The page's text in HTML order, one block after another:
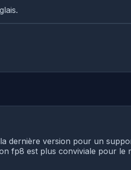
dernière version pour un
fp8 est plus conviviale pour le